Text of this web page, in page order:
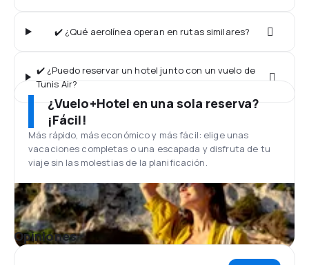
✔️ ¿Qué aerolínea operan en rutas similares?
✔️ ¿Puedo reservar un hotel junto con un vuelo de
Tunis Air?
¿Vuelo+Hotel en una sola reserva?
¡Fácil!
Más rápido, más económico y más fácil: elige unas
vacaciones completas o una escapada y disfruta de tu
viaje sin las molestias de la planificación.
Opiniones